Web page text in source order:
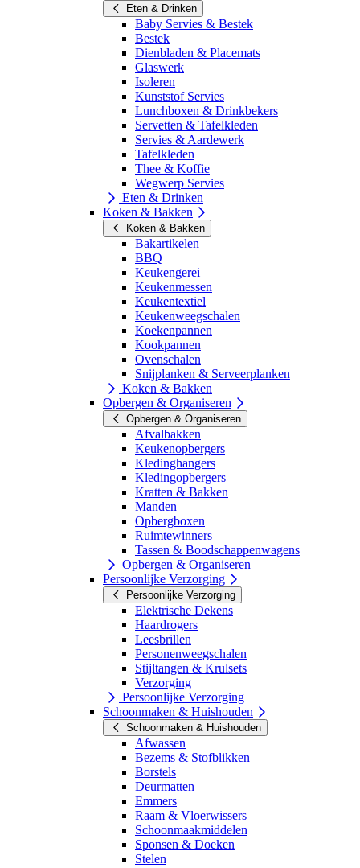
Eten & Drinken
Baby Servies & Bestek
Bestek
Dienbladen & Placemats
Glaswerk
Isoleren
Kunststof Servies
Lunchboxen & Drinkbekers
Servetten & Tafelkleden
Servies & Aardewerk
Tafelkleden
Thee & Koffie
Wegwerp Servies
Eten & Drinken
Koken & Bakken
Koken & Bakken
Bakartikelen
BBQ
Keukengerei
Keukenmessen
Keukentextiel
Keukenweegschalen
Koekenpannen
Kookpannen
Ovenschalen
Snijplanken & Serveerplanken
Koken & Bakken
Opbergen & Organiseren
Opbergen & Organiseren
Afvalbakken
Keukenopbergers
Kledinghangers
Kledingopbergers
Kratten & Bakken
Manden
Opbergboxen
Ruimtewinners
Tassen & Boodschappenwagens
Opbergen & Organiseren
Persoonlijke Verzorging
Persoonlijke Verzorging
Elektrische Dekens
Haardrogers
Leesbrillen
Personenweegschalen
Stijltangen & Krulsets
Verzorging
Persoonlijke Verzorging
Schoonmaken & Huishouden
Schoonmaken & Huishouden
Afwassen
Bezems & Stofblikken
Borstels
Deurmatten
Emmers
Raam & Vloerwissers
Schoonmaakmiddelen
Sponsen & Doeken
Stelen